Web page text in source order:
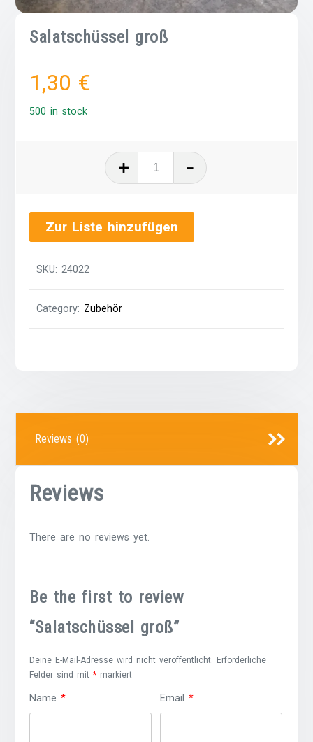
Salatschüssel groß
1,30 €
500 in stock
Salatschüssel
Zur Liste hinzufügen
SKU:24022
Category: Zubehör
Reviews (0)
Reviews
There are no reviews yet.
Be the first to review
“Salatschüssel groß”
Deine E-Mail-Adresse wird nicht veröffentlicht.
Erforderliche
Felder sind mit* markiert
Name* Email*